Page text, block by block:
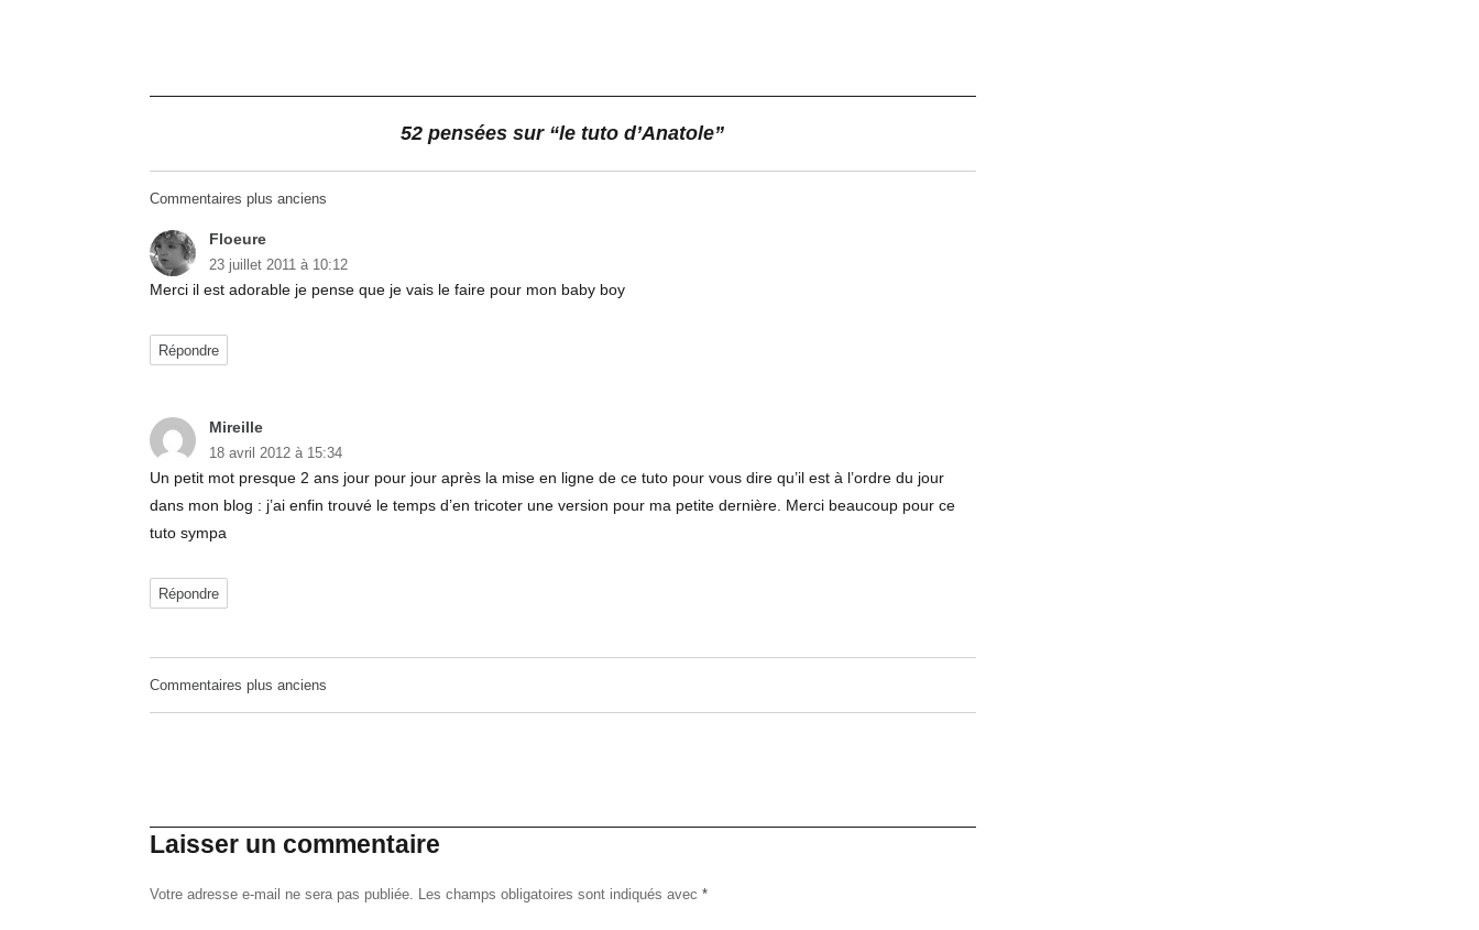
52 pensées sur “le tuto d’Anatole”
Navigation
dans
les
commentaires
Commentaires plus anciens
Floeure
23 juillet 2011 à 10:12
Merci il est adorable je pense que je vais le faire pour mon baby boy
Répondre
Mireille
18 avril 2012 à 15:34
Un petit mot presque 2 ans jour pour jour après la mise en ligne de ce tuto pour vous dire qu’il est à l’ordre du jour
dans mon blog : j’ai enfin trouvé le temps d’en tricoter une version pour ma petite dernière. Merci beaucoup pour ce
tuto sympa
Répondre
Navigation
Commentaires plus anciens
Laisser un commentaire
Votre adresse e-mail ne sera pas publiée. Les champs obligatoires sont indiqués avec *